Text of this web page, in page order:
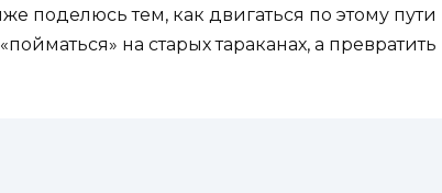
поделюсь тем, как двигаться по этому пути
на старых тараканах, а превратить